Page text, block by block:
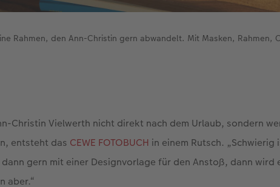
Rahmen, den Ann-Christin gern abwandelt. Mit Masken, Rahmen,
Christin Vielwerth nicht direkt nach dem Urlaub, sondern
entsteht das CEWE FOTOBUCH in einem Rutsch. „Schwierig
gern mit einer Designvorlage für den Anstoß, dann wird
aber.“